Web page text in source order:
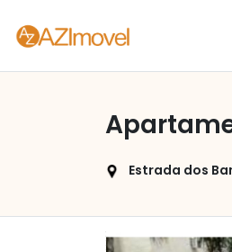
Estrada dos